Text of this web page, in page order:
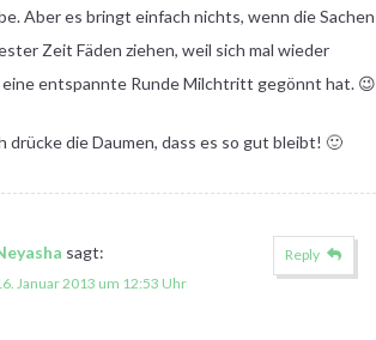
Aber es bringt einfach nichts, wenn die Sachen
Zeit Fäden ziehen, weil sich mal wieder
eine entspannte Runde Milchtritt gegönnt hat. 😉
drücke die Daumen, dass es so gut bleibt! 🙂
sagt:
Januar 2013 um 12:53 Uhr
Reply